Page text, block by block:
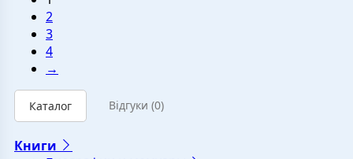
2
3
4
→
Каталог Відгуки (0)
Книги